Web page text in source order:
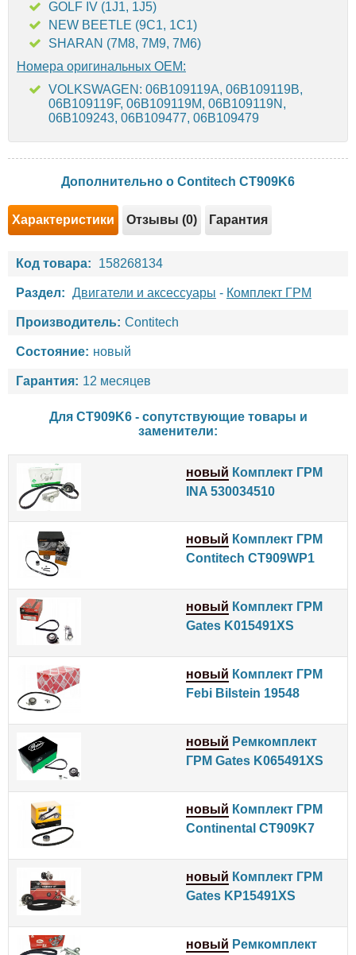
GOLF IV (1J1, 1J5)
NEW BEETLE (9C1, 1C1)
SHARAN (7M8, 7M9, 7M6)
Номера оригинальных OEM:
VOLKSWAGEN: 06B109119A, 06B109119B,
06B109119F, 06B109119M, 06B109119N,
06B109243, 06B109477, 06B109479
Дополнительно о Contitech CT909K6
Характеристики Отзывы (0) Гарантия
Код товара: 158268134
Раздел: Двигатели и аксессуары - Комплект ГРМ
Производитель: Contitech
Состояние: новый
Гарантия: 12 месяцев
Для CT909K6 - сопутствующие товары и
заменители:
новый Комплект ГРМ
INA 530034510
новый Комплект ГРМ
Contitech CT909WP1
новый Комплект ГРМ
Gates K015491XS
новый Комплект ГРМ
Febi Bilstein 19548
новый Ремкомплект
ГРМ Gates K065491XS
новый Комплект ГРМ
Continental CT909K7
новый Комплект ГРМ
Gates KP15491XS
новый Ремкомплект